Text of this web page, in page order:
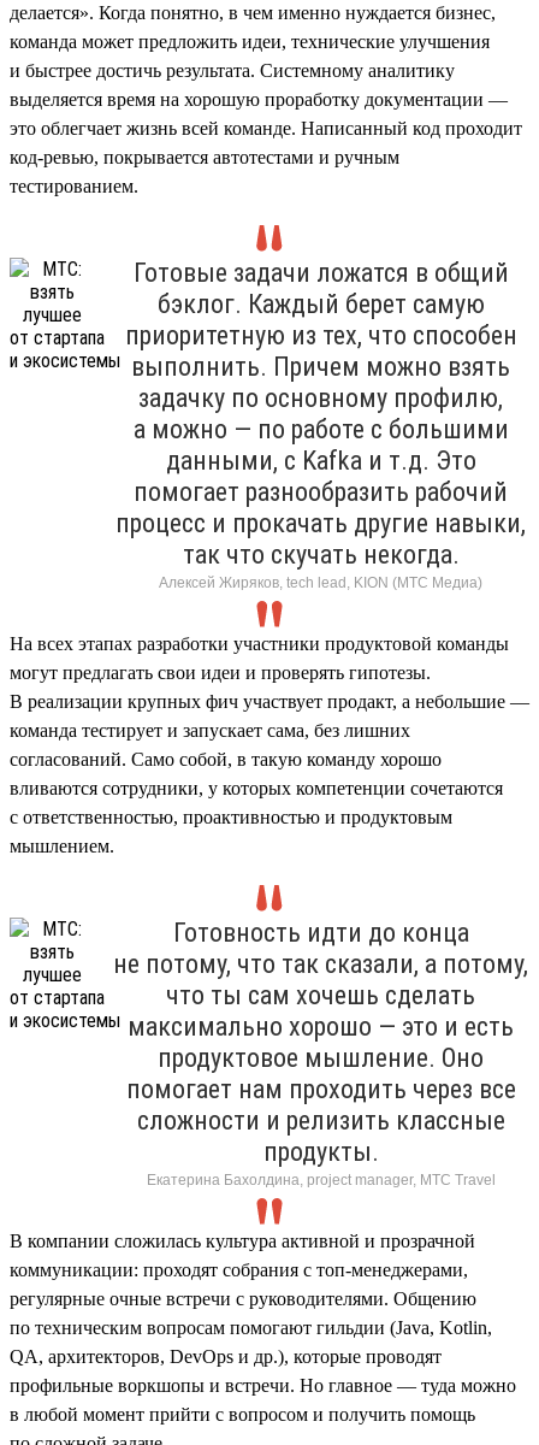
делается». Когда понятно, в чем именно нуждается бизнес,
команда может предложить идеи, технические улучшения
и быстрее достичь результата. Системному аналитику
выделяется время на хорошую проработку документации —
это облегчает жизнь всей команде. Написанный код проходит
код-ревью, покрывается автотестами и ручным
тестированием.
Готовые задачи ложатся в общий
бэклог. Каждый берет самую
приоритетную из тех, что способен
выполнить. Причем можно взять
задачку по основному профилю,
а можно — по работе с большими
данными, с Kafka и т.д. Это
помогает разнообразить рабочий
процесс и прокачать другие навыки,
так что скучать некогда.
Алексей Жиряков, tech lead, KION (МТС Медиа)
На всех этапах разработки участники продуктовой команды
могут предлагать свои идеи и проверять гипотезы.
В реализации крупных фич участвует продакт, а небольшие —
команда тестирует и запускает сама, без лишних
согласований. Само собой, в такую команду хорошо
вливаются сотрудники, у которых компетенции сочетаются
с ответственностью, проактивностью и продуктовым
мышлением.
Готовность идти до конца
не потому, что так сказали, а потому,
что ты сам хочешь сделать
максимально хорошо — это и есть
продуктовое мышление. Оно
помогает нам проходить через все
сложности и релизить классные
продукты.
Екатерина Бахолдина, project manager, МТС Travel
В компании сложилась культура активной и прозрачной
коммуникации: проходят собрания с топ-менеджерами,
регулярные очные встречи с руководителями. Общению
по техническим вопросам помогают гильдии (Java, Kotlin,
QA, архитекторов, DevOps и др.), которые проводят
профильные воркшопы и встречи. Но главное — туда можно
в любой момент прийти с вопросом и получить помощь